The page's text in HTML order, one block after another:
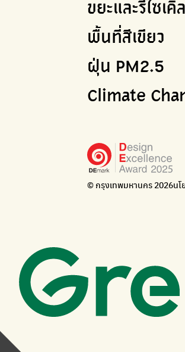
ขยะและรีไซเคิล
พื้นที่สีเขียว
ฝุ่น PM2.5
Climate
© กรุงเทพมหานคร 2026นโ